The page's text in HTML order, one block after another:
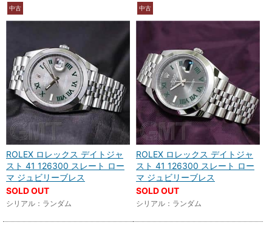
中古
ROLEX ロレックス デイトジャ
スト 41 126300 スレート ロー
マ ジュビリーブレス
SOLD OUT
シリアル：ランダム
中古
ROLEX ロレックス デイトジャ
スト 41 126300 スレート ロー
マ ジュビリーブレス
SOLD OUT
シリアル：ランダム